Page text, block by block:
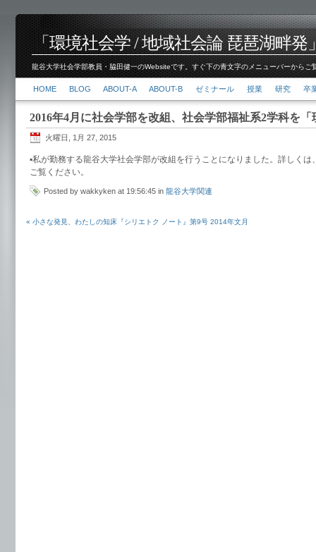
「環境社会学 / 地域社会論 琵琶湖畔発
龍谷大学社会学部教員・脇田健一のWebsiteです。すぐ下の青文字のメニューバーから
HOME BLOG ABOUT-A ABOUT-B ゼミナール 授業 研究 卒
2016年4月に社会学部を改組、社会学部福祉系2学科を
火曜日, 1月 27, 2015
▪︎私が勤務する龍谷大学社会学部が改組を行うことになりました。詳しくは
ご覧ください。
Posted by wakkyken at 19:56:45 in 龍谷大学関連
« 小さな発見、わたしの知床『シリエトク ノート』第9号 2014年文月